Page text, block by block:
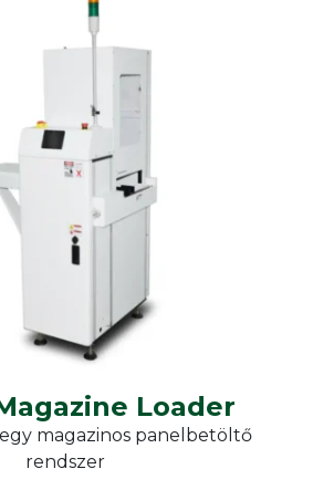
other solutions
Magazine Loader
Loader
magazinos panelbetöltő
rendszer